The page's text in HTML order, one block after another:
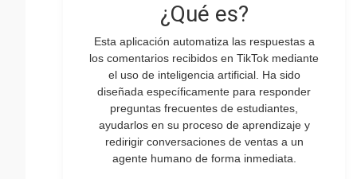
¿Qué es?
Esta aplicación automatiza las respuestas a
los comentarios recibidos en TikTok mediante
el uso de inteligencia artificial. Ha sido
diseñada específicamente para responder
preguntas frecuentes de estudiantes,
ayudarlos en su proceso de aprendizaje y
redirigir conversaciones de ventas a un
agente humano de forma inmediata.